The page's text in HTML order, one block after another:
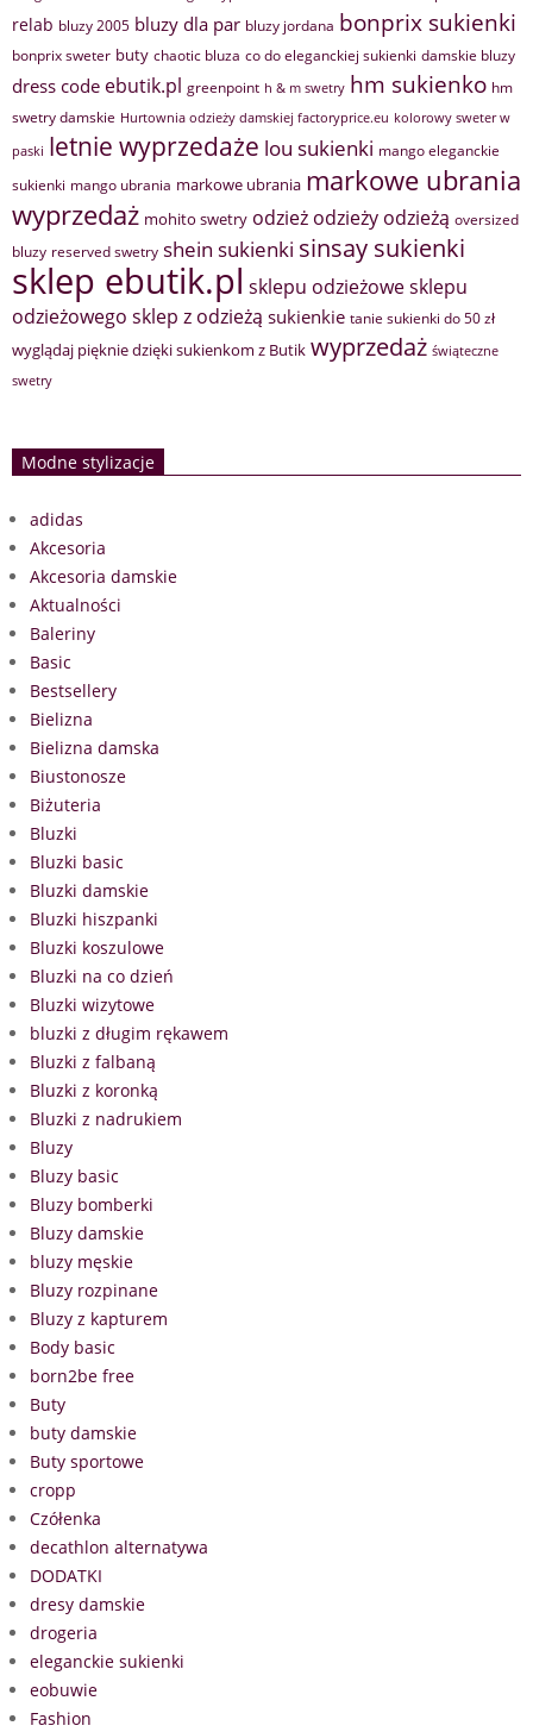
relab bluzy 2005 bluzy dla par bluzy jordana bonprix sukienki
bonprix sweter buty chaotic bluza co do eleganckiej sukienki damskie bluzy
dress code ebutik.pl greenpoint h & m swetry hm sukienko hm
swetry damskie Hurtownia odzieży damskiej factoryprice.eu kolorowy sweter w
paski letnie wyprzedaże lou sukienki mango eleganckie
sukienki mango ubrania markowe ubrania markowe ubrania
wyprzedaż mohito swetry odzież odzieży odzieżą oversized
bluzy reserved swetry shein sukienki sinsay sukienki
sklep ebutik.pl sklepu odzieżowesklepu
odzieżowego sklep z odzieżą sukienkie tanie sukienki do 50 zł
wyglądaj pięknie dzięki sukienkom z Butik wyprzedaż świąteczne
swetry
Modne stylizacje
adidas
Akcesoria
Akcesoria damskie
Aktualności
Baleriny
Basic
Bestsellery
Bielizna
Bielizna damska
Biustonosze
Biżuteria
Bluzki
Bluzki basic
Bluzki damskie
Bluzki hiszpanki
Bluzki koszulowe
Bluzki na co dzień
Bluzki wizytowe
bluzki z długim rękawem
Bluzki z falbaną
Bluzki z koronką
Bluzki z nadrukiem
Bluzy
Bluzy basic
Bluzy bomberki
Bluzy damskie
bluzy męskie
Bluzy rozpinane
Bluzy z kapturem
Body basic
born2be free
Buty
buty damskie
Buty sportowe
cropp
Czółenka
decathlon alternatywa
DODATKI
dresy damskie
drogeria
eleganckie sukienki
eobuwie
Fashion